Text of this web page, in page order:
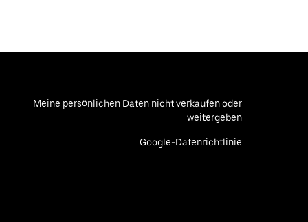
Meine persönlichen Daten nicht verkaufen oder
weitergeben
Google-Datenrichtlinie